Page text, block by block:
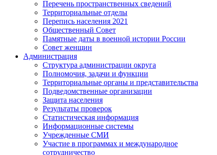
Перечень пространственных сведений
Территориальные отделы
Перепись населения 2021
Общественный Совет
Памятные даты в военной истории России
Совет женщин
Администрация
Структура администрации округа
Полномочия, задачи и функции
Территориальные органы и представительства
Подведомственные организации
Защита населения
Результаты проверок
Статистическая информация
Информационные системы
Учрежденные СМИ
Участие в программах и международное
сотрудничество